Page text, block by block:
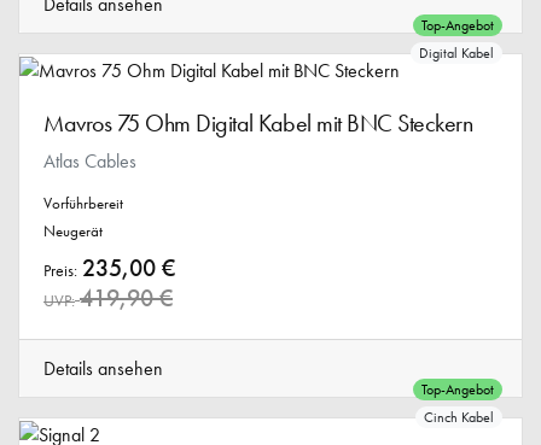
Top-Angebot
Digital Kabel
Mavros 75 Ohm Digital Kabel mit BNC Steckern
Atlas Cables
Vorführbereit
Neugerät
Preis: 235,00 €
UVP: 419,90 €
Details ansehen
Top-Angebot
Cinch Kabel